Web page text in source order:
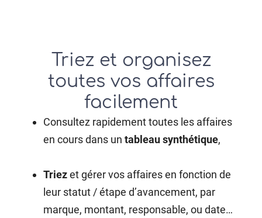
Triez et organisez
toutes vos affaires
facilement
Consultez rapidement toutes les affaires
en cours dans untableau synthétique,
Triezet gérer vos affaires en fonction de
leur statut / étape d’avancement, par
marque, montant, responsable, ou date…